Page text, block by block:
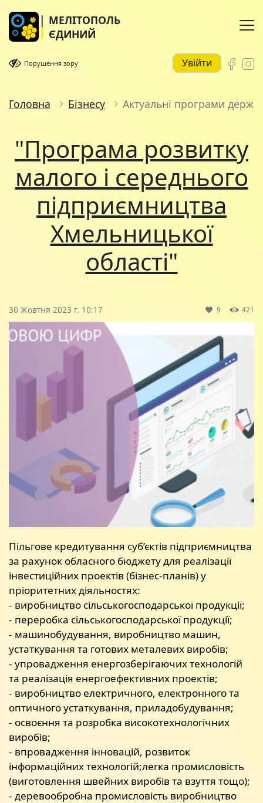
МЕЛІТОПОЛЬ
ЄДИНИЙ
Порушення зору Увійти
Головна Бізнесу Актуальні програми
"Програма розвитку
малого і середнього
підприємництва
Хмельницької
області"
30 Жовтня 2023 г. 10:17 9 421
Пільгове кредитування суб’єктів підприємництва
за рахунок обласного бюджету для реалізації
інвестиційних проектів (бізнес-планів) у
пріоритетних діяльностях:
- виробництво сільськогосподарської продукції;
- переробка сільськогосподарської продукції;
- машинобудування, виробництво машин,
устаткування та готових металевих виробів;
- упровадження енергозберігаючих технологій
та реалізація енергоефективних проектів;
- виробництво електричного, електронного та
оптичного устаткування, приладобудування;
- освоєння та розробка високотехнологічних
виробів;
- впровадження інновацій, розвиток
інформаційних технологій;легка промисловість
(виготовлення швейних виробів та взуття тощо);
- деревообробна промисловість виробництво